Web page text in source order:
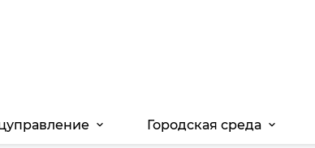
expand_more Городская среда expand_more